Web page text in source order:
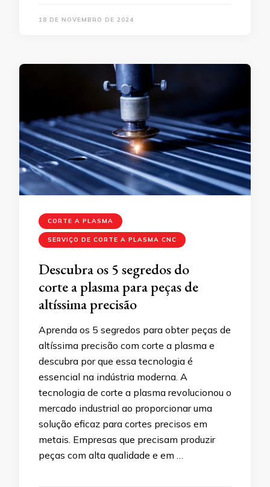
18 DE NOVEMBRO DE 2024
CORTE A PLASMA
SERVIÇO DE CORTE A PLASMA CNC
Descubra os 5 segredos do
corte a plasma para peças de
altíssima precisão
Aprenda os 5 segredos para obter peças de
altíssima precisão com corte a plasma e
descubra por que essa tecnologia é
essencial na indústria moderna. A
tecnologia de corte a plasma revolucionou o
mercado industrial ao proporcionar uma
solução eficaz para cortes precisos em
metais. Empresas que precisam produzir
peças com alta qualidade e em …